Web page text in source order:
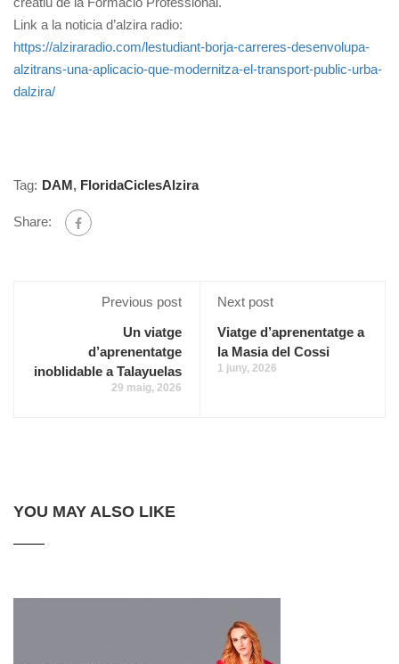
Link a la noticia d’alzira radio:
https://alziraradio.com/lestudiant-borja-carreres-desenvolupa-
alzitrans-una-aplicacio-que-modernitza-el-transport-public-urba-
dalzira/
Tag: DAM, FloridaCiclesAlzira
Share:
Previous post
Un viatge
d’aprenentatge
inoblidable a Talayuelas
29 maig, 2026
Next post
Viatge d’aprenentatge a
la Masia del Cossi
1 juny, 2026
YOU MAY ALSO LIKE